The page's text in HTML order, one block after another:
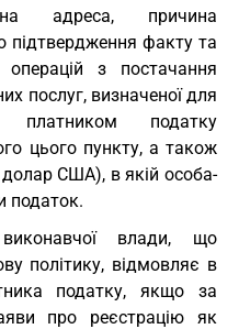
адреса, причина
підтвердження факту та
з постачання
послуг, визначеної для
платником податку
цього пункту, а також
США), в якій особа-
податок.
влади, що
політику, відмовляє в
податку, якщо за
про реєстрацію як